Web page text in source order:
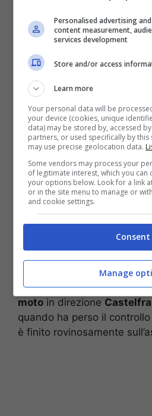
Tragico incidente
un’azienda: operaio
Cuoco trovato
arrestato l’amico
Cuoco trovato
arrestato l’amico
Giordano Sanginiti,
residente in provincia di
dell’incidente avvenuto
sabato 4 febbraio, lungo la
308nel territorio di
Padova.
Il 21enne, secondo quanto
dell’ordine, come riferisce
Padova Oggi, stava
moto in direzione
quando ha perso il
è finito rovinosamente
Personalised advertising
content measurement,
services development
Store and/or access
Learn more
Your personal data will be
your device (cookies, unique
data) may be stored by, accessed
partners, or used specifically by
may use precise geolocation data.
Some vendors may process your
of legitimate interest, which you
your options below. Look for a link
or in the site menu to manage or
and cookie settings.
Consent
Manage